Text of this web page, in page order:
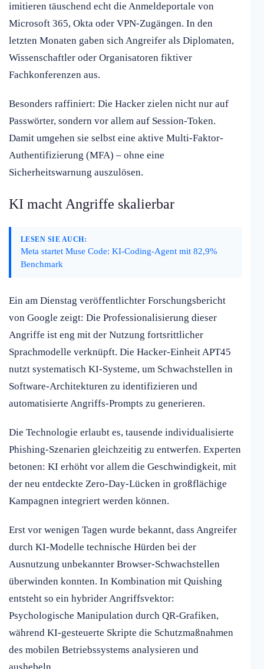
imitieren täuschend echt die Anmeldeportale von
Microsoft 365, Okta oder VPN-Zugängen. In den
letzten Monaten gaben sich Angreifer als Diplomaten,
Wissenschaftler oder Organisatoren fiktiver
Fachkonferenzen aus.
Besonders raffiniert: Die Hacker zielen nicht nur auf
Passwörter, sondern vor allem auf Session-Token.
Damit umgehen sie selbst eine aktive Multi-Faktor-
Authentifizierung (MFA) – ohne eine
Sicherheitswarnung auszulösen.
KI macht Angriffe skalierbar
LESEN SIE AUCH:
Meta startet Muse Code: KI-Coding-Agent mit 82,9%
Benchmark
Ein am Dienstag veröffentlichter Forschungsbericht
von Google zeigt: Die Professionalisierung dieser
Angriffe ist eng mit der Nutzung fortsrittlicher
Sprachmodelle verknüpft. Die Hacker-Einheit APT45
nutzt systematisch KI-Systeme, um Schwachstellen in
Software-Architekturen zu identifizieren und
automatisierte Angriffs-Prompts zu generieren.
Die Technologie erlaubt es, tausende individualisierte
Phishing-Szenarien gleichzeitig zu entwerfen. Experten
betonen: KI erhöht vor allem die Geschwindigkeit, mit
der neu entdeckte Zero-Day-Lücken in großflächige
Kampagnen integriert werden können.
Erst vor wenigen Tagen wurde bekannt, dass Angreifer
durch KI-Modelle technische Hürden bei der
Ausnutzung unbekannter Browser-Schwachstellen
überwinden konnten. In Kombination mit Quishing
entsteht so ein hybrider Angriffsvektor:
Psychologische Manipulation durch QR-Grafiken,
während KI-gesteuerte Skripte die Schutzmaßnahmen
des mobilen Betriebssystems analysieren und